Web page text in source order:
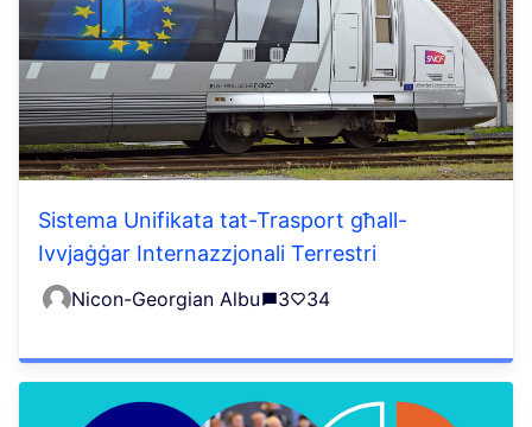
Sistema Unifikata tat-Trasport għall-
Ivvjaġġar Internazzjonali Terrestri
Nicon-Georgian Albu 3 34